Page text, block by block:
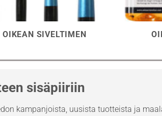
SIVELTIMEN
sisäpiiriin
kampanjoista, uusista tuotteista ja